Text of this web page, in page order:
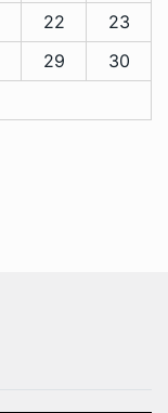
22
23
29
30